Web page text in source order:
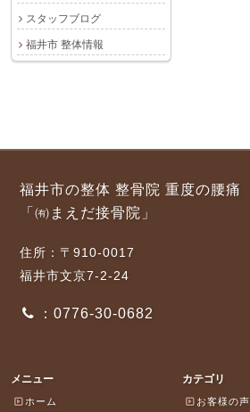
スタッフブログ
福井市 整体情報
福井市の整体 整骨院 重度の腰痛
「㈲まえだ接骨院」
住所：〒910-0017
福井市文京7-2-24
：0776-30-0682
メニュー
ホーム
カテゴリ
お客様の声